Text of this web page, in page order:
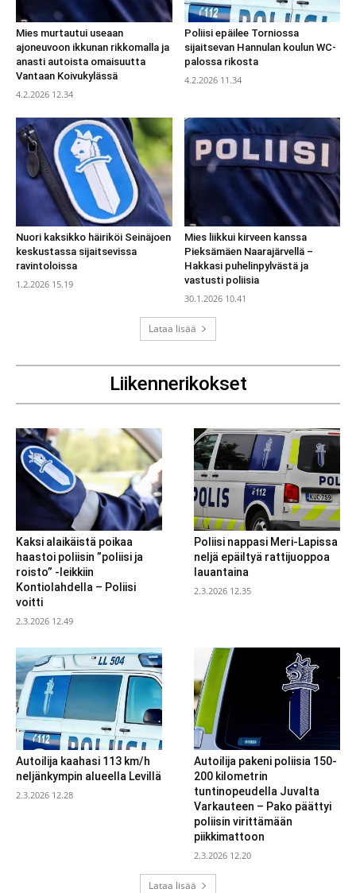
Mies murtautui useaan
ajoneuvoon ikkunan rikkomalla ja
anasti autoista omaisuutta
Vantaan Koivukylässä
4.2.2026 12.34
Poliisi epäilee Torniossa
sijaitsevan Hannulan koulun WC-
palossa rikosta
4.2.2026 11.34
Nuori kaksikko häiriköi Seinäjoen
keskustassa sijaitsevissa
ravintoloissa
1.2.2026 15.19
Mies liikkui kirveen kanssa
Pieksämäen Naarajärvellä –
Hakkasi puhelinpylvästä ja
vastusti poliisia
30.1.2026 10.41
Lataa lisää
Liikennerikokset
Kaksi alaikäistä poikaa
haastoi poliisin ”poliisi ja
roisto” -leikkiin
Kontiolahdella – Poliisi
voitti
2.3.2026 12.49
Poliisi nappasi Meri-Lapissa
neljä epäiltyä rattijuoppoa
lauantaina
2.3.2026 12.35
Autoilija kaahasi 113 km/h
neljänkympin alueella Levillä
2.3.2026 12.28
Autoilija pakeni poliisia 150-
200 kilometrin
tuntinopeudella Juvalta
Varkauteen – Pako päättyi
poliisin virittämään
piikkimattoon
2.3.2026 12.20
Lataa lisää